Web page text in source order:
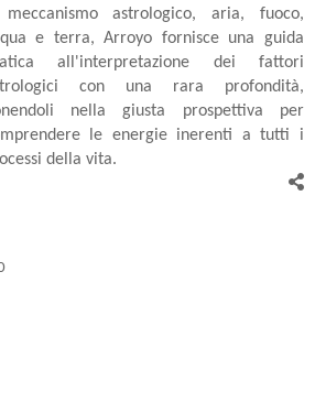
astrologico, aria, fuoco,
e terra, Arroyo fornisce una guida
all'interpretazione dei fattori
con una rara profondità,
nella giusta prospettiva per
le energie inerenti a tutti i
della vita.